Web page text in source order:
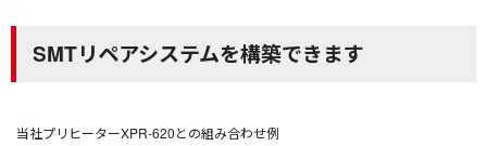
SMTリペアシステムを構築できます
当社プリヒーターXPR-620との組み合わせ例